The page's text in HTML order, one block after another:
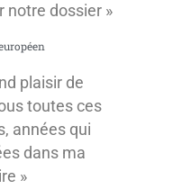
notre dossier »
plaisir de
toutes ces
années qui
dans ma
»